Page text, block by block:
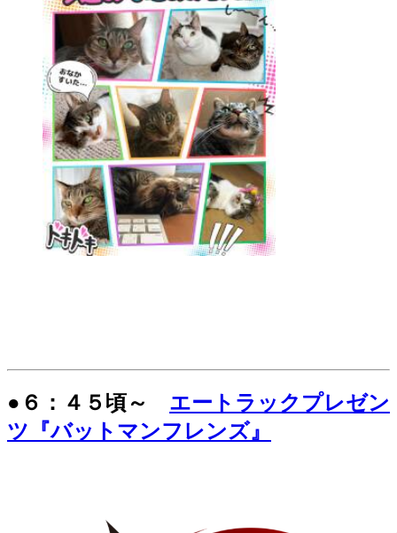
●６：４５頃～ エートラックプレゼン
ツ『バットマンフレンズ』